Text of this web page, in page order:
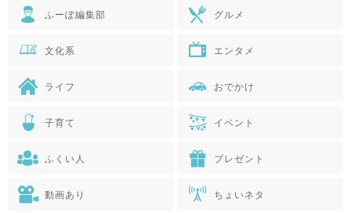
ふーぽ編集部 グルメ
文化系 エンタメ
ライフ おでかけ
子育て イベント
ふくい人 プレゼント
動画あり ちょいネタ